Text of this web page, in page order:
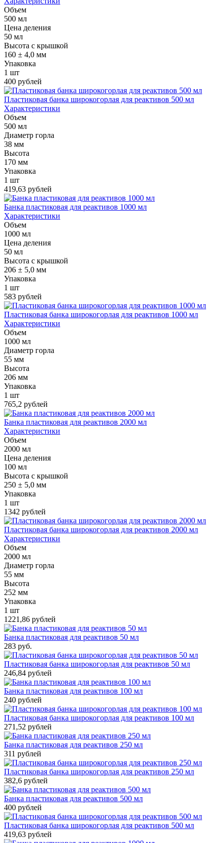
Объем
500 мл
Цена деления
50 мл
Высота с крышкой
160 ± 4,0 мм
Упаковка
1 шт
400 рублей
Пластиковая банка широкогорлая для реактивов 500 мл
Характеристики
Объем
500 мл
Диаметр горла
38 мм
Высота
170 мм
Упаковка
1 шт
419,63 рублей
Банка пластиковая для реактивов 1000 мл
Характеристики
Объем
1000 мл
Цена деления
50 мл
Высота с крышкой
206 ± 5,0 мм
Упаковка
1 шт
583 рублей
Пластиковая банка широкогорлая для реактивов 1000 мл
Характеристики
Объем
1000 мл
Диаметр горла
55 мм
Высота
206 мм
Упаковка
1 шт
765,2 рублей
Банка пластиковая для реактивов 2000 мл
Характеристики
Объем
2000 мл
Цена деления
100 мл
Высота с крышкой
250 ± 5,0 мм
Упаковка
1 шт
1342 рублей
Пластиковая банка широкогорлая для реактивов 2000 мл
Характеристики
Объем
2000 мл
Диаметр горла
55 мм
Высота
252 мм
Упаковка
1 шт
1221,86 рублей
Банка пластиковая для реактивов 50 мл
283 руб.
Пластиковая банка широкогорлая для реактивов 50 мл
246,84 рублей
Банка пластиковая для реактивов 100 мл
240 рублей
Пластиковая банка широкогорлая для реактивов 100 мл
271,52 рублей
Банка пластиковая для реактивов 250 мл
311 рублей
Пластиковая банка широкогорлая для реактивов 250 мл
382,6 рублей
Банка пластиковая для реактивов 500 мл
400 рублей
Пластиковая банка широкогорлая для реактивов 500 мл
419,63 рублей